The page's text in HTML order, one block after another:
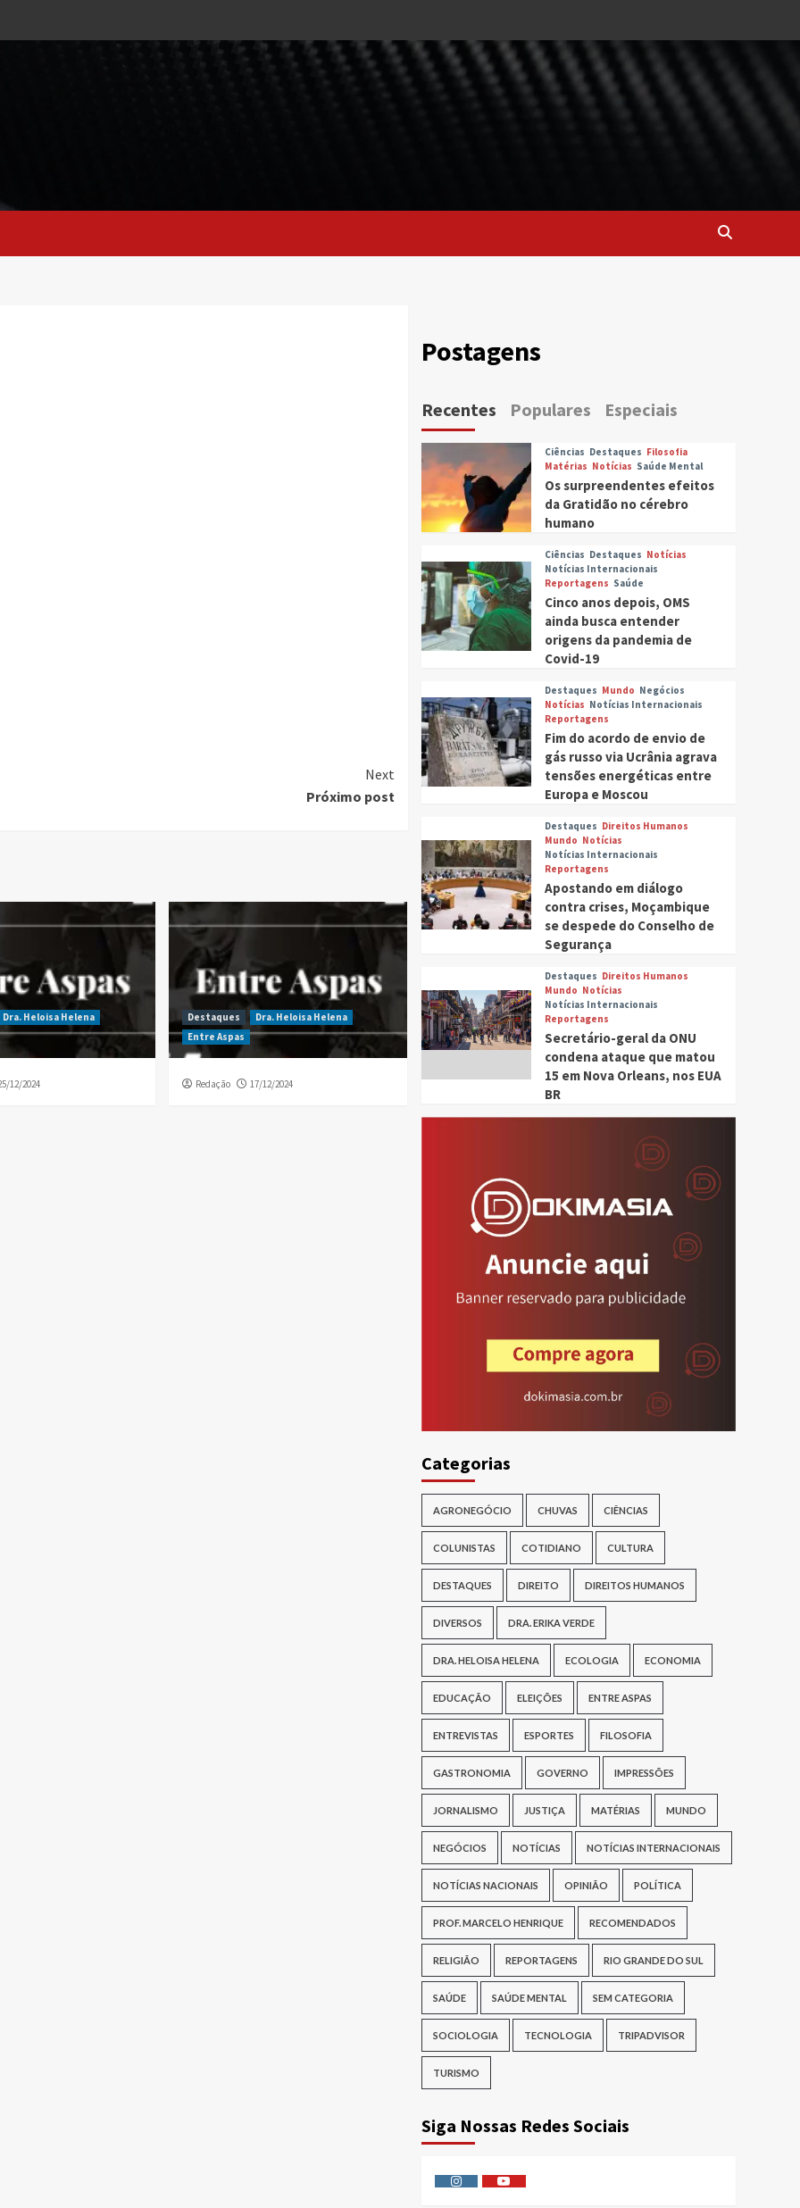
Next
Próximo post
Dra. Heloisa Helena
12/2024
Destaques
Dra. Heloisa Helena
Entre Aspas
Redação 17/12/2024
Postagens
Recentes Populares Especiais
Ciências Destaques Filosofia
Matérias Notícias Saúde Mental
Os surpreendentes efeitos
da Gratidão no cérebro
humano
Ciências Destaques Notícias
Notícias Internacionais
Reportagens Saúde
Cinco anos depois, OMS
ainda busca entender
origens da pandemia de
Covid-19
Destaques Mundo Negócios
Notícias Notícias Internacionais
Reportagens
Fim do acordo de envio de
gás russo via Ucrânia agrava
tensões energéticas entre
Europa e Moscou
Destaques Direitos Humanos
Mundo Notícias
Notícias Internacionais
Reportagens
Apostando em diálogo
contra crises, Moçambique
se despede do Conselho de
Segurança
Destaques Direitos Humanos
Mundo Notícias
Notícias Internacionais
Reportagens
Secretário-geral da ONU
condena ataque que matou
15 em Nova Orleans, nos EUA
BR
Categorias
AGRONEGÓCIO CHUVAS CIÊNCIAS
COLUNISTAS COTIDIANO CULTURA
DESTAQUES DIREITO DIREITOS HUMANOS
DIVERSOS DRA. ERIKA VERDE
DRA. HELOISA HELENA ECOLOGIA ECONOMIA
EDUCAÇÃO ELEIÇÕES ENTRE ASPAS
ENTREVISTAS ESPORTES FILOSOFIA
GASTRONOMIA GOVERNO IMPRESSÕES
JORNALISMO JUSTIÇA MATÉRIAS MUNDO
NEGÓCIOS NOTÍCIAS NOTÍCIAS INTERNACIONAIS
NOTÍCIAS NACIONAIS OPINIÃO POLÍTICA
PROF. MARCELO HENRIQUE RECOMENDADOS
RELIGIÃO REPORTAGENS RIO GRANDE DO SUL
SAÚDE SAÚDE MENTAL SEM CATEGORIA
SOCIOLOGIA TECNOLOGIA TRIPADVISOR
TURISMO
Siga Nossas Redes Sociais
InstagramYoutube